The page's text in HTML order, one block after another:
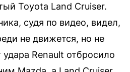
Toyota Land Cruiser.
судя по видео, видел,
не движется, но не
Renault отбросило